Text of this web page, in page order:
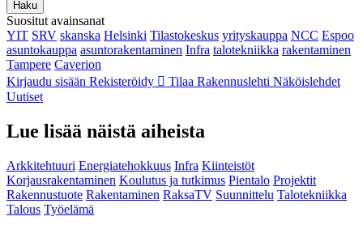
Haku
Suositut avainsanat
YIT SRV skanska Helsinki Tilastokeskus yrityskauppa NCC Espoo
asuntokauppa asuntorakentaminen Infra talotekniikka rakentaminen
Tampere Caverion
Kirjaudu sisään Rekisteröidy Tilaa Rakennuslehti Näköislehdet
Uutiset
Lue lisää näistä aiheista
Arkkitehtuuri Energiatehokkuus Infra Kiinteistöt
Korjausrakentaminen Koulutus ja tutkimus Pientalo Projektit
Rakennustuote Rakentaminen RaksaTV Suunnittelu Talotekniikka
Talous Työelämä